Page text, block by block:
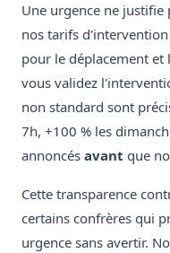
Une urgence ne justifie
nos tarifs
pour le déplacement et
vous validez
non standard sont
7h, +100 % les
annoncés avant que
Cette transparence
certains confrères qui
urgence sans avertir.